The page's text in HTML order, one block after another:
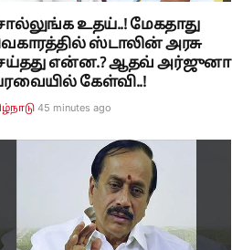
உதய்..! மேகதாது
ஸ்டாலின் அரசு
என்ன.? ஆதவ் அர்ஜுனா
கேள்வி..!
45 minutes ago